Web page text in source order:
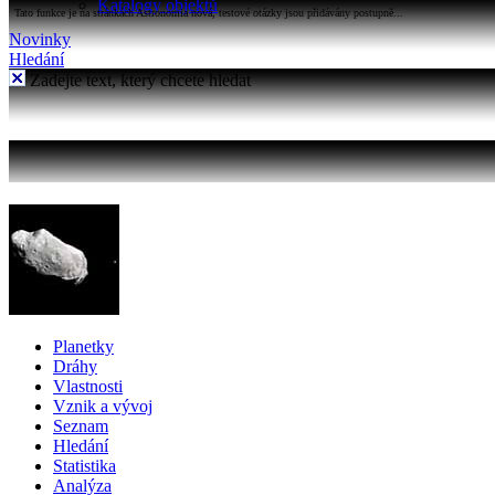
Katalogy objektů
Tato funkce je na stránkách Astronomia nová, testové otázky jsou přidávány postupně...
Novinky
Hledání
Zadejte text, který chcete hledat
Planetky
Dráhy
Vlastnosti
Vznik a vývoj
Seznam
Hledání
Statistika
Analýza